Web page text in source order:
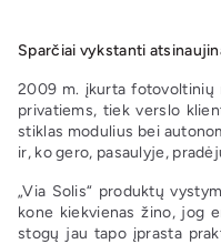
Sparčiai vykstanti
2009 m. įkurta fotovoltinių
privatiems, tiek verslo
stiklas modulius bei
ir, ko gero, pasaulyje,
„Via Solis“ produktų
kone kiekvienas žino, jog
stogų jau tapo įprasta